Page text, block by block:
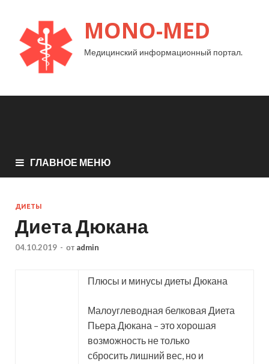
MONO-MED
Медицинский информационный портал.
ГЛАВНОЕ МЕНЮ
ДИЕТЫ
Диета Дюкана
04.10.2019 - от admin
Плюсы и минусы диеты Дюкана
Малоуглеводная белковая Диета
Пьера Дюкана – это хорошая
возможность не только
сбросить лишний вес, но и